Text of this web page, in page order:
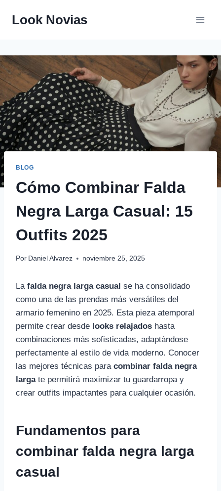
Look Novias
BLOG
Cómo Combinar Falda
Negra Larga Casual: 15
Outfits 2025
Por Daniel Alvarez noviembre 25, 2025
La falda negra larga casual se ha consolidado
como una de las prendas más versátiles del
armario femenino en 2025. Esta pieza atemporal
permite crear desde looks relajados hasta
combinaciones más sofisticadas, adaptándose
perfectamente al estilo de vida moderno. Conocer
las mejores técnicas para combinar falda negra
largate permitirá maximizar tu guardarropa y
crear outfits impactantes para cualquier ocasión.
Fundamentos para
combinar falda negra larga
casual